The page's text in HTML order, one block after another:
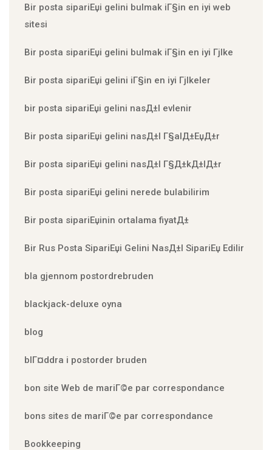
Bir posta sipariЕџi gelini bulmak iГ§in en iyi web
sitesi
Bir posta sipariЕџi gelini bulmak iГ§in en iyi Гјlke
Bir posta sipariЕџi gelini iГ§in en iyi Гјlkeler
bir posta sipariЕџi gelini nasД±l evlenir
Bir posta sipariЕџi gelini nasД±l Г§alД±ЕџД±r
Bir posta sipariЕџi gelini nasД±l Г§Д±kД±lД±r
Bir posta sipariЕџi gelini nerede bulabilirim
Bir posta sipariЕџinin ortalama fiyatД±
Bir Rus Posta SipariЕџi Gelini NasД±l SipariЕџ Edilir
bla gjennom postordrebruden
blackjack-deluxe oyna
blog
blГ¤ddra i postorder bruden
bon site Web de mariГ©e par correspondance
bons sites de mariГ©e par correspondance
Bookkeeping